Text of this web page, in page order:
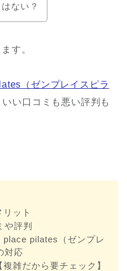
ない？
す。
（ゼンプレイスピラ
い口コミも悪い評判も
リット
や評判
place pilates（ゼンプレ
対応
雑だから要チェック】